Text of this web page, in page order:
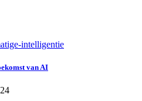
intelligentie
van AI